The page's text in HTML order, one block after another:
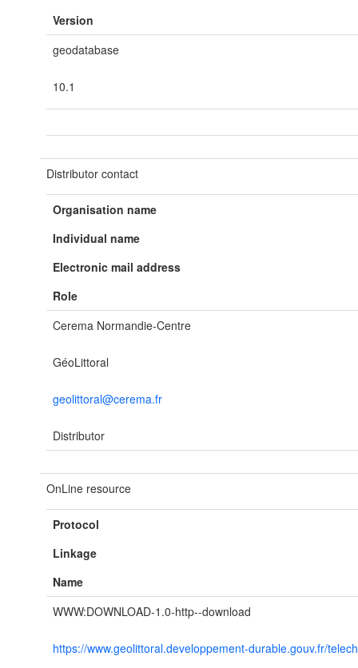
Version
geodatabase
10.1
Distributor contact
Organisation name
Individual name
Electronic mail address
Role
Cerema Normandie-Centre
GéoLittoral
geolittoral@cerema.fr
Distributor
OnLine resource
Protocol
Linkage
Name
WWW:DOWNLOAD-1.0-http--download
https://www.geolittoral.developpement-durable.gouv.fr/